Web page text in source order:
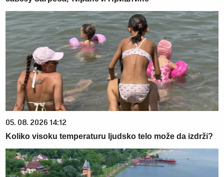
05. 08. 2026 14:12
Koliko visoku temperaturu ljudsko telo može da izdrži?